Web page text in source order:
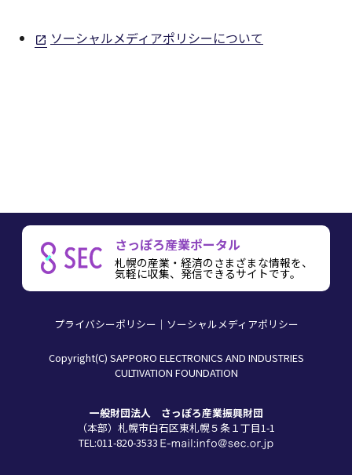
ソーシャルメディアポリシーについて
さっぽろ産業ポータル
札幌の産業・経済のさまざまな情報を、
気軽に収集、発信できるサイトです。
プライバシーポリシー ソーシャルメディアポリシー
Copyright(C) SAPPORO ELECTRONICS AND INDUSTRIES
CULTIVATION FOUNDATION
一般財団法人 さっぽろ産業振興財団
（本部）札幌市白石区東札幌５条１丁目1-1
TEL:011-820-3533